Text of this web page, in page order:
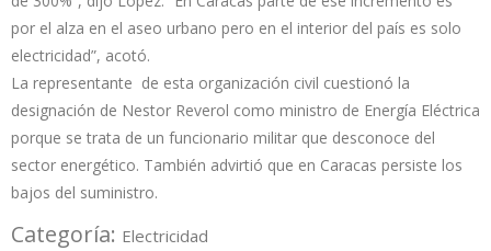
por el alza en el aseo urbano pero en el interior del país es solo
electricidad”, acotó.
La representante de esta organización civil cuestionó la
designación de Nestor Reverol como ministro de Energía Eléctrica
porque se trata de un funcionario militar que desconoce del
sector energético. También advirtió que en Caracas persiste los
bajos del suministro.
Categoría: Electricidad